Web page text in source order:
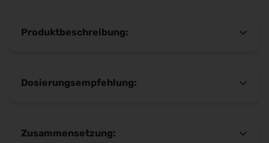
Produktbeschreibung:
Leberpflege von innen
Die Leber gehört zu den wichtigsten
Dosierungsempfehlung:
10 Tage ½ Messbecher
Zusammensetzung: